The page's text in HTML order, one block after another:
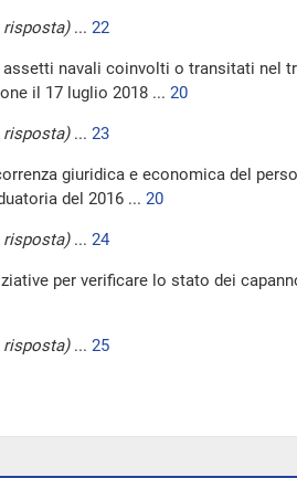
risposta)... 22
assetti navali coinvolti o transitati nel
il 17 luglio 2018 ... 20
risposta)... 23
giuridica e economica del
del 2016 ... 20
risposta)... 24
per verificare lo stato dei
risposta)... 25